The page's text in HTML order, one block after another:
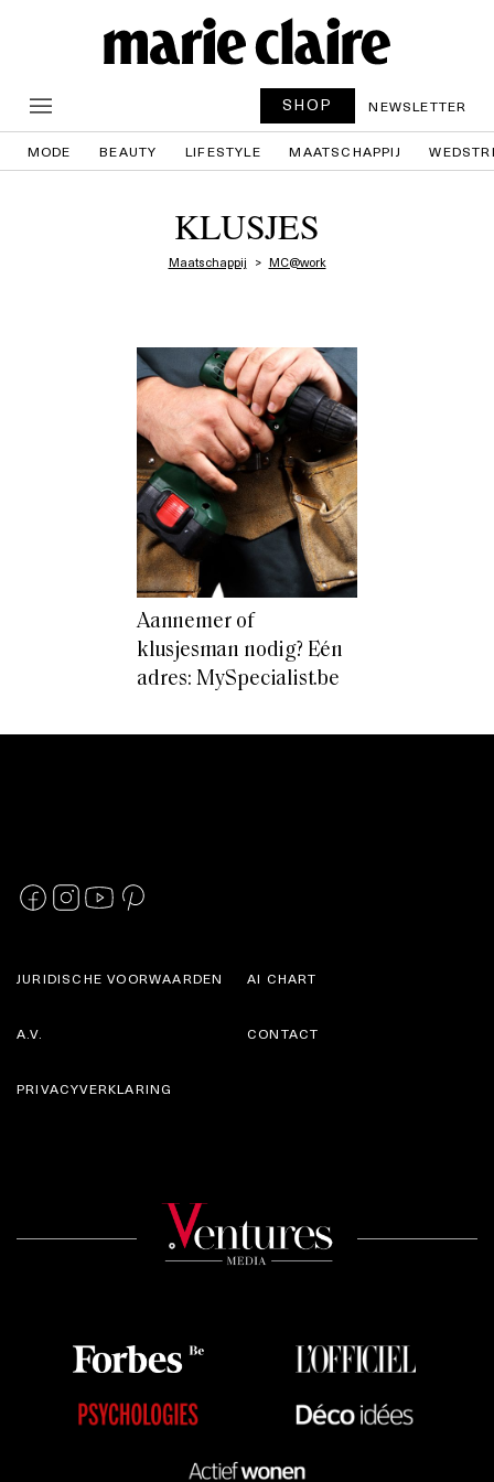
SHOP NEWSLETTER
MODE BEAUTY LIFESTYLE MAATSCHAPPIJ
KLUSJES
Maatschappij MC@work
Aannemer of
klusjesman nodig? Eén
adres: MySpecialist.be
JURIDISCHE VOORWAARDEN
A.V.
AI CHART
CONTACT
PRIVACYVERKLARING